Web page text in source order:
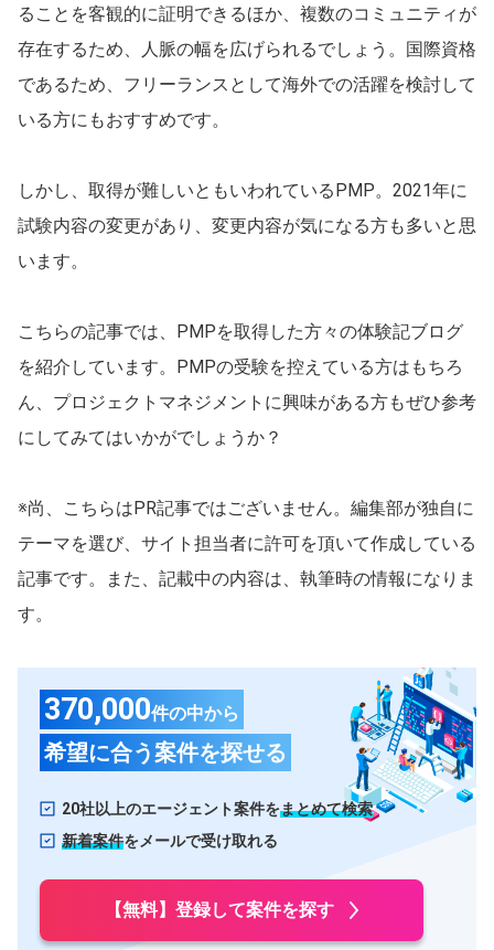
ることを客観的に証明できるほか、複数のコミュニティが
存在するため、人脈の幅を広げられるでしょう。国際資格
であるため、フリーランスとして海外での活躍を検討して
いる方にもおすすめです。
しかし、取得が難しいともいわれているPMP。2021年に
試験内容の変更があり、変更内容が気になる方も多いと思
います。
こちらの記事では、PMPを取得した方々の体験記ブログ
を紹介しています。PMPの受験を控えている方はもちろ
ん、プロジェクトマネジメントに興味がある方もぜひ参考
にしてみてはいかがでしょうか？
※尚、こちらはPR記事ではございません。編集部が独自に
テーマを選び、サイト担当者に許可を頂いて作成している
記事です。また、記載中の内容は、執筆時の情報になりま
す。
370,000件の中から
希望に合う案件を探せる
20社以上のエージェント案件をまとめて検索
新着案件をメールで受け取れる
【無料】登録して案件を探す
岐阜県 三重県
関西
大阪府 兵庫県
奈良県 和歌山県
中国
広島県
四国
愛媛県 香川県
大分県 長崎県
沖縄県 佐賀県